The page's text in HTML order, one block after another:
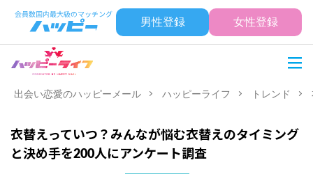
男性登録 女性登録
出会い恋愛のハッピーメール ハッピーライフ トレンド
衣替えっていつ？みんなが悩む衣替えのタイミング
と決め手を200人にアンケート調査